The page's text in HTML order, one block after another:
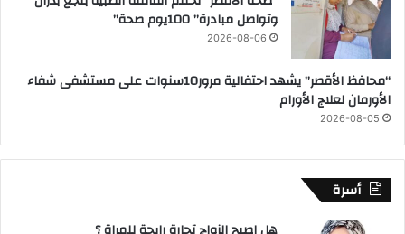
وتواصل مبادرة” 100يوم صحة”
2026-08-06
“محافظ الأقصر” يشهد احتفالية مرور10سنوات على مستشفى شفاء
الأورمان لعلاج الأورام
2026-08-05
أسرة